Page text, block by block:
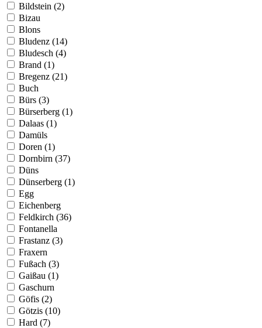
Bildstein (2)
Bizau
Blons
Bludenz (14)
Bludesch (4)
Brand (1)
Bregenz (21)
Buch
Bürs (3)
Bürserberg (1)
Dalaas (1)
Damüls
Doren (1)
Dornbirn (37)
Düns
Dünserberg (1)
Egg
Eichenberg
Feldkirch (36)
Fontanella
Frastanz (3)
Fraxern
Fußach (3)
Gaißau (1)
Gaschurn
Göfis (2)
Götzis (10)
Hard (7)